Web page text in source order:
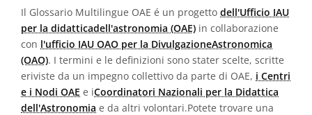
Il Glossario Multilingue OAE é un progetto dell'Ufficio IAU
per la didatticadell'astronomia (OAE) in collaborazione
con l'ufficio IAU OAO per la DivulgazioneAstronomica
(OAO). I termini e le definizioni sono stater scelte, scritte
eriviste da un impegno collettivo da parte di OAE, i Centri
e i Nodi OAE e iCoordinatori Nazionali per la Didattica
dell'Astronomia e da altri volontari.Potete trovare una